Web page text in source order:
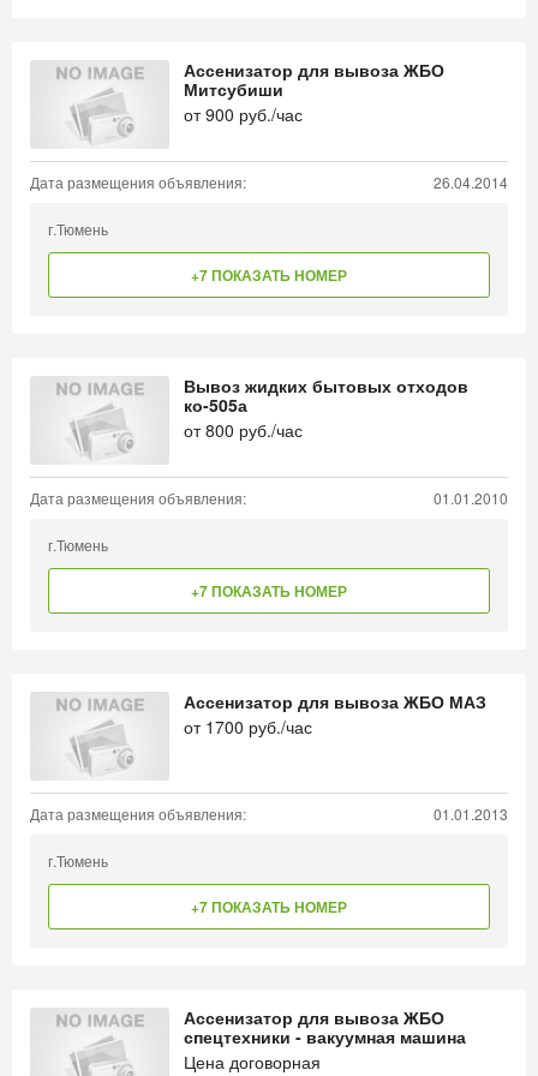
Ассенизатор для вывоза ЖБО
Митсубиши
от900 руб./час
Дата размещения объявления: 26.04.2014
г.Тюмень
+7 ПОКАЗАТЬ НОМЕР
Вывоз жидких бытовых отходов
ко-505а
от800 руб./час
Дата размещения объявления: 01.01.2010
г.Тюмень
+7 ПОКАЗАТЬ НОМЕР
Ассенизатор для вывоза ЖБО МАЗ
от 1700 руб./час
Дата размещения объявления: 01.01.2013
г.Тюмень
+7 ПОКАЗАТЬ НОМЕР
Ассенизатор для вывоза ЖБО
спецтехники - вакуумная машина
Цена договорная